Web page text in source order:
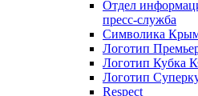
Отдел
пресс-служба
Символика
Логотип
Логотип Кубка
Логотип
Respect